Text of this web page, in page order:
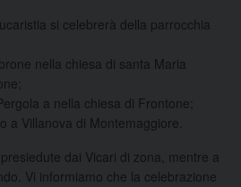
si celebrerà della parrocchia
nella chiesa di santa Maria
a nella chiesa di Frontone;
a Villanova di Montemaggiore.
dai Vicari di zona, mentre a
Vi informiamo che la celebrazione